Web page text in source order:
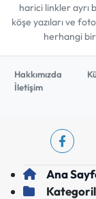
harici linkler ayrı
köşe yazıları ve
herhangi
Hakkımızda
İletişim
Ana